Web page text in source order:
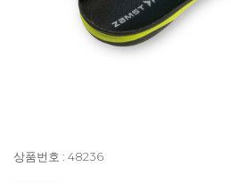
상품번호 : 48236